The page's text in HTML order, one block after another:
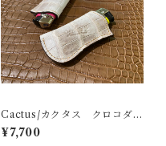
Cactus/カクタス クロコダイ
ルライターケース ヒマラヤ
クロコ（ニロティカス）bigラ
¥7,700